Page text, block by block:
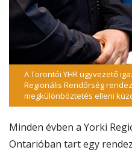
A Torontói YHR ügyvezető
Regionális Rendőrség
megkülönböztetés elleni
Minden évben a Yorki
Ontarióban tart egy